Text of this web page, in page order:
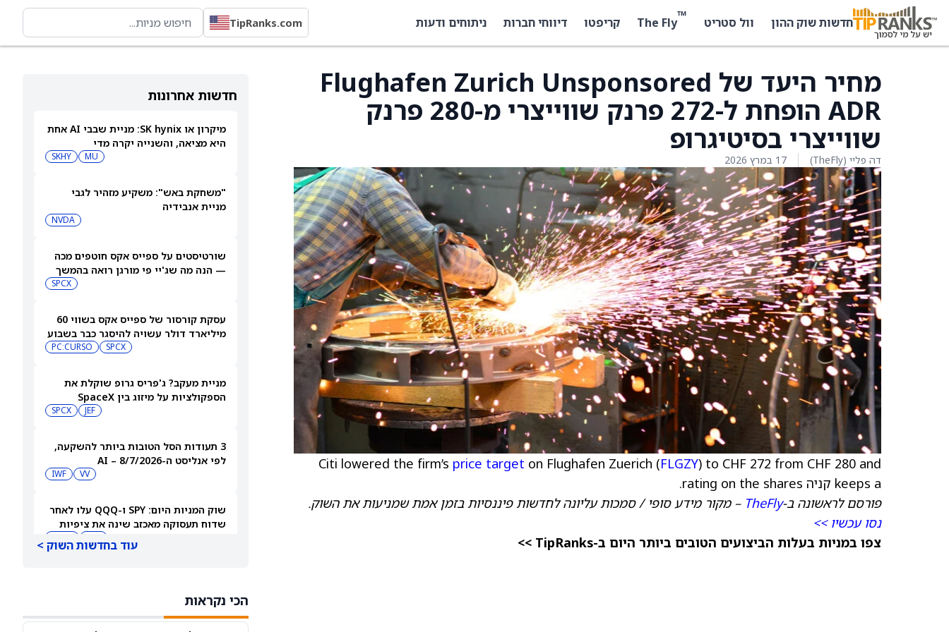
חדשות שוק ההון וול סטריט ™
The Fly קריפטו דיווחי חברות ניתוחים ודעות TipRanks.com
חדשות אחרונות
מיקרון או SK hynix: מניית שבבי AI אחת
היא מציאה, והשנייה יקרה מדי
MU
SKHY
"משחקת באש": משקיע מזהיר לגבי
מניית אנבידיה
NVDA
שורטיסטים על ספייס אקס חוטפים מכה
— הנה מה שג'יי פי מורגן רואה בהמשך
SPCX
עסקת קורסור של ספייס אקס בשווי 60
מיליארד דולר עשויה להיסגר כבר בשבוע
SPCX
PC:CURSO
מניית מעקב? ג'פריס גרופ שוקלת את
הספקולציות על מיזוג בין SpaceX
JEF
SPCX
3 תעודות הסל הטובות ביותר להשקעה,
לפי אנליסט ה-AI – 8/7/2026
VV
IWF
שוק המניות היום: SPY ו-QQQ עלו לאחר
שדוח תעסוקה מאכזב שינה את ציפיות
עוד בחדשות השוק >
הכי נקראות
מחיר היעד של Flughafen Zurich Unsponsored
ADR הופחת ל-272 פרנק שווייצרי מ-280 פרנק
שווייצרי בסיטיגרופ
דה פליי (TheFly) 17 במרץ 2026
Citi lowered the firm’s price target on Flughafen Zuerich (FLGZY) to CHF 272 from CHF 280 and
keeps a קניה rating on the shares.
פורסם לראשונה ב-TheFly – מקור מידע סופי / סמכות עליונה לחדשות פיננסיות בזמן אמת שמניעות את השוק.
נסו עכשיו >>
צפו במניות בעלות הביצועים הטובים ביותר היום ב-TipRanks >>